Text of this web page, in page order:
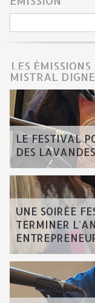
LES
MISTRAL DIGNE
LE FESTIVAL
DES
UNE SOIRÉE
TERMINER